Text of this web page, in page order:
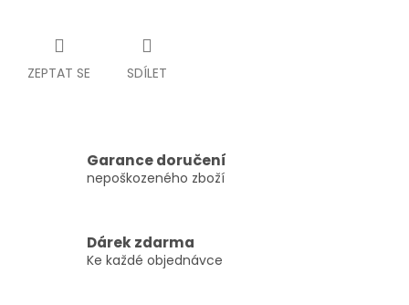
ZEPTAT SE SDÍLET
Garance doručení
nepoškozeného zboží
Dárek zdarma
Ke každé objednávce